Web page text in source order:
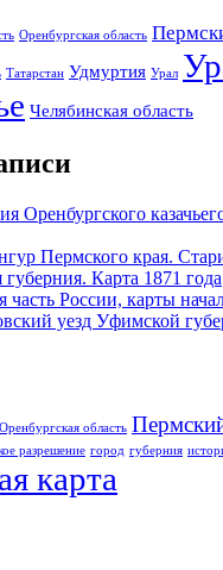
Оренбургская область
Татарстан Удмуртия Урал
Челябинская область
Оренбургского
Пермского края.
Карта 1871 года
часть России, карты
уезд Уфимской
Оренбургская область
разрешение город губерния
карта